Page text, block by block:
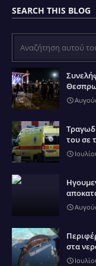
SEARCH THIS BLOG
του σε
στα